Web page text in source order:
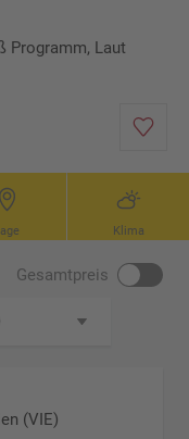
Programm, Laut
Klima
Gesamtpreis
(VIE)